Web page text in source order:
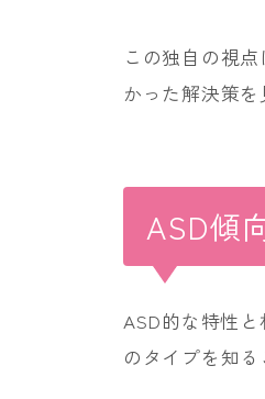
この独自の視
かった解決策
ASD傾
ASD的な特性
のタイプを知